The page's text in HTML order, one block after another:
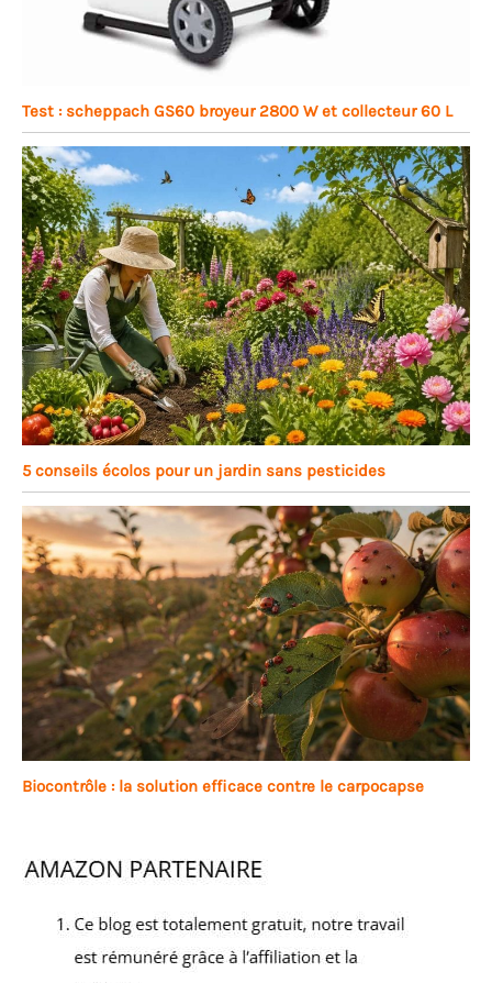
Test : scheppach GS60 broyeur 2800 W et collecteur 60 L
5 conseils écolos pour un jardin sans pesticides
Biocontrôle : la solution efficace contre le carpocapse